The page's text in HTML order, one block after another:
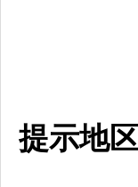
提示地